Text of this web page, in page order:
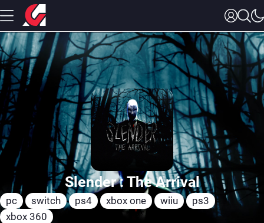
Slender : The Arrival
pc switch ps4 xbox one wiiu
ps3
xbox 360